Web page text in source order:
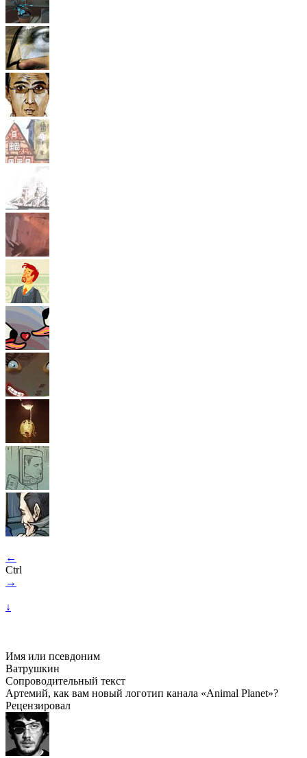
←
Ctrl
→
↓
Имя или псевдоним
Ватрушкин
Сопроводительный текст
Артемий, как вам новый логотип канала «Animal Planet»?
Рецензировал